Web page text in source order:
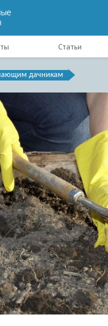
Статьи
дачникам